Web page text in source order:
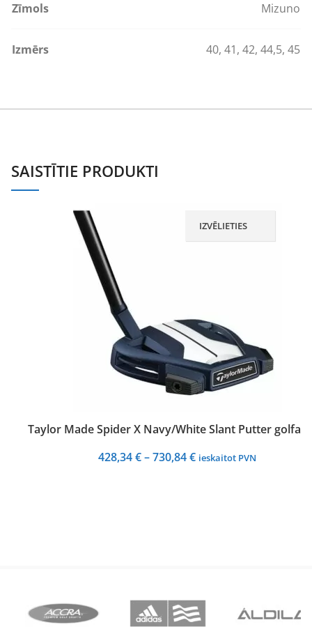
Zīmols Mizuno
Izmērs 40, 41, 42, 44,5, 45
SAISTĪTIE PRODUKTI
IZVĒLIETIES
Taylor Made Spider X Navy/White Slant Putter golfa
428,34€–730,84€Price
ieskaitot PVN